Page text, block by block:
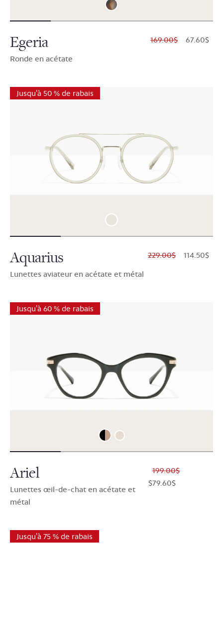
Egeria
Ronde en acétate
$169.00 $67.60
Jusqu'à 50 % de rabais
Aquarius
Lunettes aviateur en acétate et métal
$229.00 $114.50
Jusqu'à 60 % de rabais
Ariel
Lunettes œil-de-chat en acétate et
métal
$199.00
$79.60
Jusqu'à 75 % de rabais